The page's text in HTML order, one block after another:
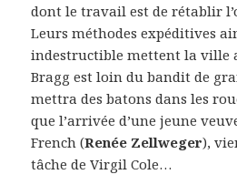
dont le travail est de rétablir
Leurs méthodes expéditives
indestructible mettent la ville
Bragg est loin du bandit de
mettra des batons dans les
que l’arrivée d’une jeune
French (Renée Zellweger),
tâche de Virgil Cole…